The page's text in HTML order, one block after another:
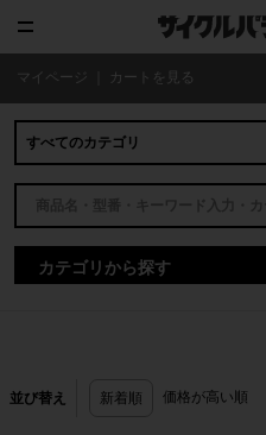
マイページ カートを見る
カテゴリから探す
並び替え 新着順 価格が高い順